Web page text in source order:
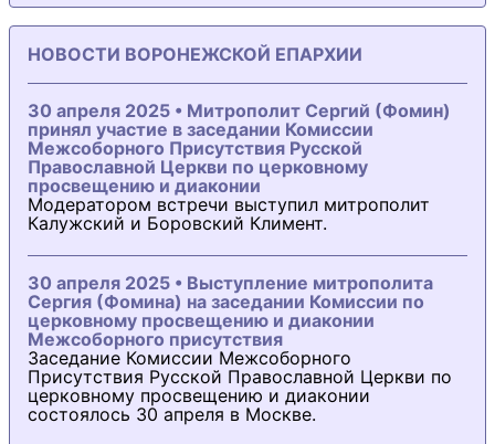
НОВОСТИ ВОРОНЕЖСКОЙ ЕПАРХИИ
30 апреля 2025 • Митрополит Сергий (Фомин)
принял участие в заседании Комиссии
Межсоборного Присутствия Русской
Православной Церкви по церковному
просвещению и диаконии
Модератором встречи выступил митрополит
Калужский и Боровский Климент.
30 апреля 2025 • Выступление митрополита
Сергия (Фомина) на заседании Комиссии по
церковному просвещению и диаконии
Межсоборного присутствия
Заседание Комиссии Межсоборного
Присутствия Русской Православной Церкви по
церковному просвещению и диаконии
состоялось 30 апреля в Москве.